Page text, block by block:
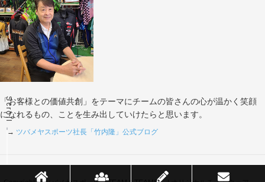
Scroll
「お客様との価値共創」をテーマにチームの皆さんの心が温かく笑顔
になれるもの、ことを生み出していけたらと思います。
→ ツバメヤスポーツ社長「竹内隆」公式ブログ